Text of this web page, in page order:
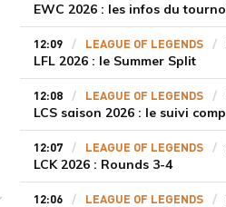
EWC 2026 : les infos du
12:09 LEAGUE OF LEGENDS
LFL 2026 : le Summer Split
12:08 LEAGUE OF LEGENDS
LCS saison 2026 : le suivi
12:07 LEAGUE OF LEGENDS
LCK 2026 : Rounds 3-4
12:06 LEAGUE OF LEGENDS